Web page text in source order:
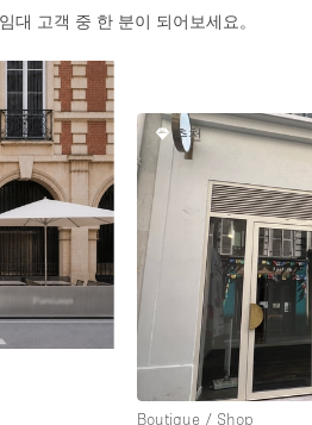
/ Bar / Cafe
Stall
대 고객 중 한 분이 되어보세요。
추천
Boutique / Shop